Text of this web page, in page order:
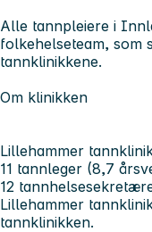
Alle tannpleiere i
folkehelseteam, som
tannklinikkene.
Om klinikken
Lillehammer
11 tannleger (8,7
12
Lillehammer
tannklinikken.